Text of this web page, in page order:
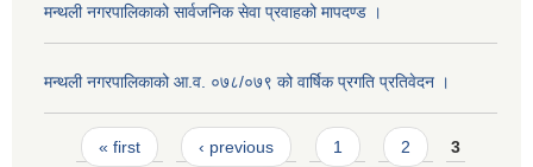
मन्थली नगरपालिकाको सार्वजनिक सेवा प्रवाहको मापदण्ड ।
मन्थली नगरपालिकाको आ.व. ०७८/०७९ को वार्षिक प्रगति प्रतिवेदन ।
Pages
« first ‹ previous 1 2 3